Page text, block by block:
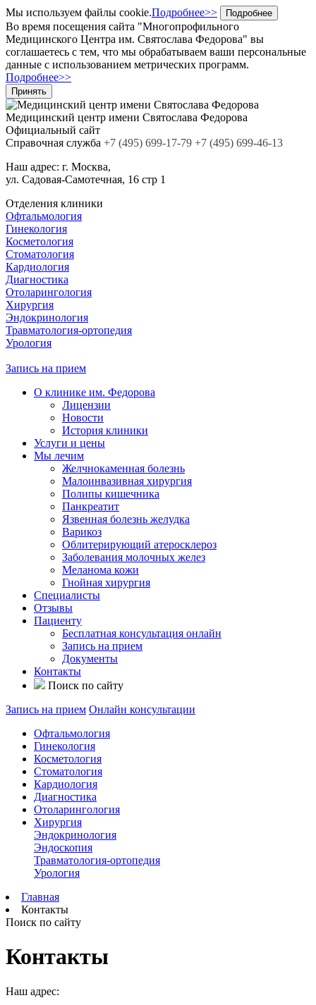
Мы используем файлы cookie.Подробнее>> Подробнее
Во время посещения сайта "Многопрофильного
Медицинского Центра им. Святослава Федорова" вы
соглашаетесь с тем, что мы обрабатываем ваши персональные
данные с использованием метрических программ.
Подробнее>>
Принять
Медицинский центр имени Святослава Федорова
Официальный сайт
Cправочная служба +7 (495) 699-17-79 +7 (495) 699-46-13
Наш адрес: г. Москва,
ул. Садовая-Самотечная, 16 стр 1
Отделения клиники
Офтальмология
Гинекология
Косметология
Стоматология
Кардиология
Диагностика
Отоларингология
Хирургия
Эндокринология
Травматология-ортопедия
Урология
Запись на прием
О клинике им. Федорова
Лицензии
Новости
История клиники
Услуги и цены
Мы лечим
Желчнокаменная болезнь
Малоинвазивная хирургия
Полипы кишечника
Панкреатит
Язвенная болезнь желудка
Варикоз
Облитерирующий атеросклероз
Заболевания молочных желез
Меланома кожи
Гнойная хирургия
Специалисты
Отзывы
Пациенту
Бесплатная консультация онлайн
Запись на прием
Документы
Контакты
Поиск по сайту
Запись на прием Онлайн консультации
Офтальмология
Гинекология
Косметология
Стоматология
Кардиология
Диагностика
Отоларингология
Хирургия
Эндокринология
Эндоскопия
Травматология-ортопедия
Урология
Главная
Контакты
Поиск по сайту
Контакты
Наш адрес: